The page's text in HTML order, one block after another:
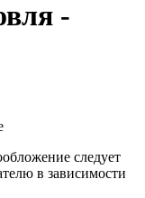
-
следует
в зависимости